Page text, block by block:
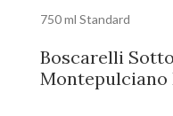
750 ml Standard
Boscarelli
Montepulciano